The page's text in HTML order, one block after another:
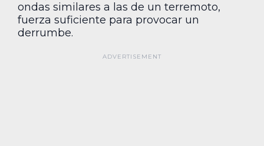
ondas similares a las de un terremoto,
fuerza suficiente para provocar un
derrumbe.